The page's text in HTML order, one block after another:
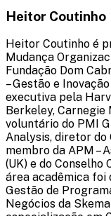
Heitor Coutinho
Heitor Coutinho é
Mudança
Fundação Dom
– Gestão e
executiva pela
Berkeley,
voluntário do PMI
Analysis, diretor do
membro da APM –
(UK) e do Conselho
área acadêmica
Gestão de
Negócios da